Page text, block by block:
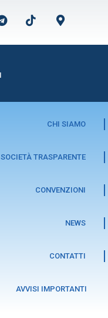
CHI SIAMO
SOCIETÀ TRASPARENTE
CONVENZIONI
NEWS
CONTATTI
AVVISI IMPORTANTI